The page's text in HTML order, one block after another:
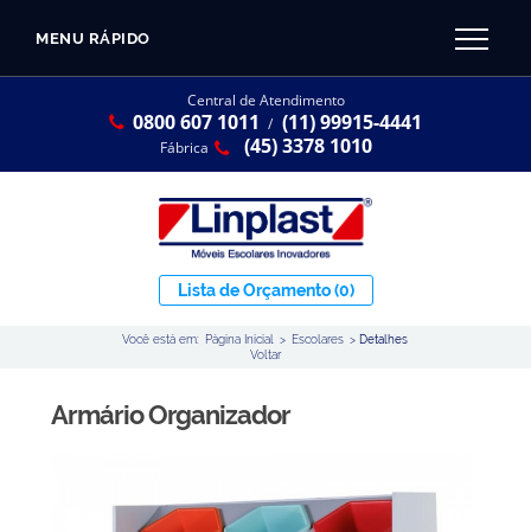
MENU RÁPIDO
Central de Atendimento
0800 607 1011 / (11) 99915-4441
Fábrica (45) 3378 1010
Lista de Orçamento(0)
Você está em: Página Inicial > Escolares >Detalhes
Voltar
Armário Organizador
Linha Resina Plástica
CATÁLOGO LINPLAST 2025
SOBRE A EMPRESA